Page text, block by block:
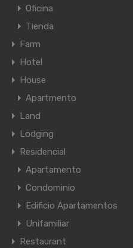
Oficina
Tienda
Farm
Hotel
House
Apartmento
Land
Lodging
Residencial
Apartamento
Condominio
Edificio Apartamentos
Unifamiliar
Restaurant